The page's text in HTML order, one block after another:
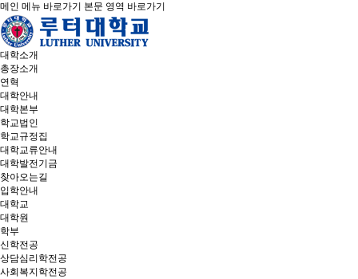
메인 메뉴 바로가기 본문 영역 바로가기
대학소개
총장소개
연혁
대학안내
대학본부
학교법인
학교규정집
대학교류안내
대학발전기금
찾아오는길
입학안내
대학교
대학원
학부
신학전공
상담심리학전공
사회복지학전공